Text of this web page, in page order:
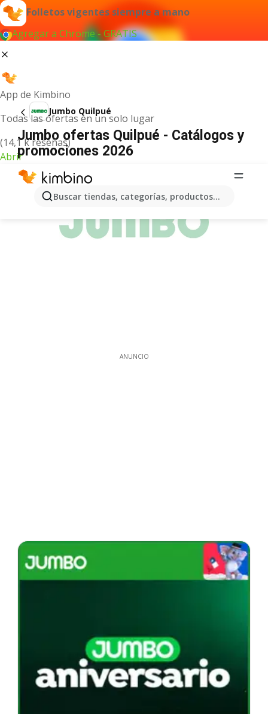
Folletos vigentes siempre a mano
Agregar a Chrome - GRATIS
App de Kimbino
Todas las ofertas en un solo lugar
(14,1 k reseñas)
Abrir
Buscar tiendas, categorías, productos...
Jumbo Quilpué
Jumbo ofertas Quilpué - Catálogos y
promociones 2026
ANUNCIO